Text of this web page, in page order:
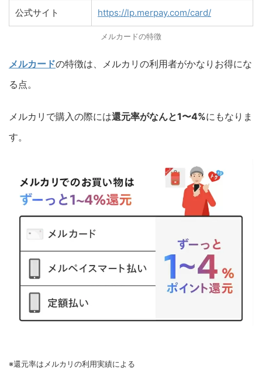
公式サイト https://lp.merpay.com/card/
メルカードの特徴
メルカードの特徴は、メルカリの利用者がかなりお得にな
る点。
メルカリで購入の際には還元率がなんと1〜4%にもなりま
す。
※還元率はメルカリの利用実績による